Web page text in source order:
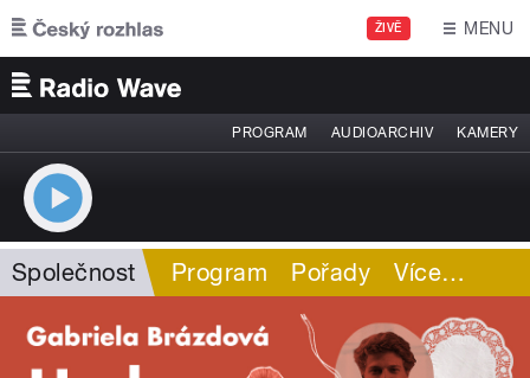
Přejít k hlavnímu obsahu
ŽIVĚ MENU
PROGRAM AUDIOARCHIV KAMERY
Společnost Program Pořady Více…